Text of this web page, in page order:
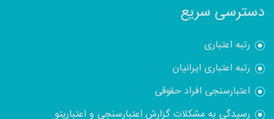
دسترسی سریع
رتبه اعتباری
رتبه اعتباری ایرانیان
اعتبارسنجی افراد حقوقی
رسیدگی به مشکلات گزارش اعتبارسنجی و اعتباریتو